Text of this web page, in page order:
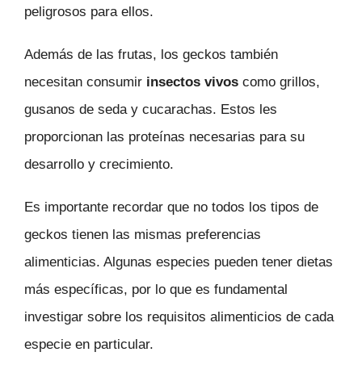
peligrosos para ellos.
Además de las frutas, los geckos también
necesitan consumir insectos vivos como grillos,
gusanos de seda y cucarachas. Estos les
proporcionan las proteínas necesarias para su
desarrollo y crecimiento.
Es importante recordar que no todos los tipos de
geckos tienen las mismas preferencias
alimenticias. Algunas especies pueden tener dietas
más específicas, por lo que es fundamental
investigar sobre los requisitos alimenticios de cada
especie en particular.